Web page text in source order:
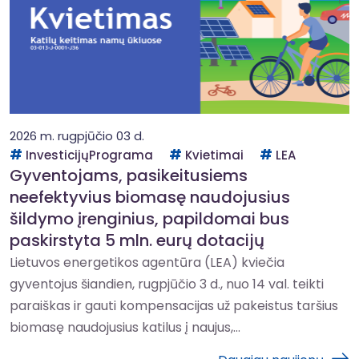
2026 m. rugpjūčio 03 d.
InvesticijųPrograma
Kvietimai LEA
Gyventojams, pasikeitusiems
neefektyvius biomasę naudojusius
šildymo įrenginius, papildomai bus
paskirstyta 5 mln. eurų dotacijų
Lietuvos energetikos agentūra (LEA) kviečia
gyventojus šiandien, rugpjūčio 3 d., nuo 14 val. teikti
paraiškas ir gauti kompensacijas už pakeistus taršius
biomasę naudojusius katilus į naujus,...